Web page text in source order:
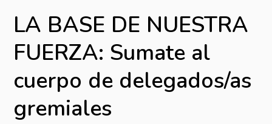
LA BASE DE NUESTRA
FUERZA: Sumate al
cuerpo de delegados/as
gremiales